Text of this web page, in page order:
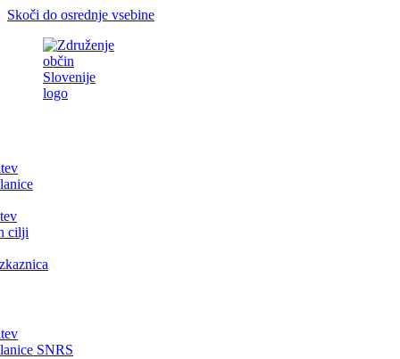
Skoči do osrednje vsebine
cilji
SNRS